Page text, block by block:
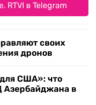
RTVI в Telegram
своих
дронов
США»: что
Азербайджана в